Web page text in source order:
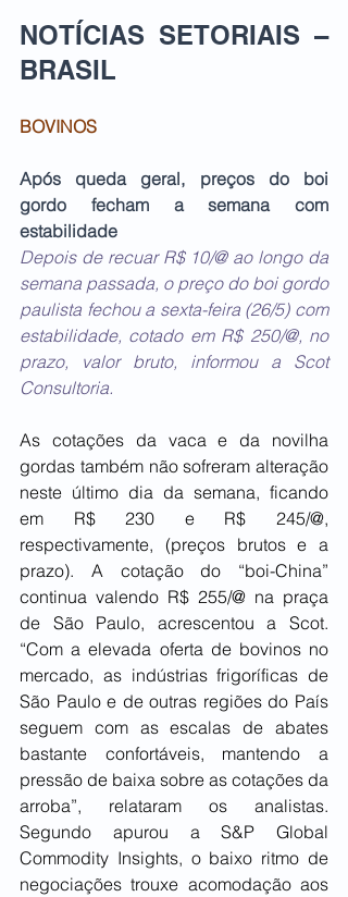
NOTÍCIAS SETORIAIS –
BRASIL
BOVINOS
Após queda geral, preços do boi
gordo fecham a semana com
estabilidade
Depois de recuar R$ 10/@ ao longo da
semana passada, o preço do boi gordo
paulista fechou a sexta-feira (26/5) com
estabilidade, cotado em R$ 250/@, no
prazo, valor bruto, informou a Scot
Consultoria.
As cotações da vaca e da novilha
gordas também não sofreram alteração
neste último dia da semana, ficando
em R$ 230 e R$ 245/@,
respectivamente, (preços brutos e a
prazo). A cotação do “boi-China”
continua valendo R$ 255/@ na praça
de São Paulo, acrescentou a Scot.
“Com a elevada oferta de bovinos no
mercado, as indústrias frigoríficas de
São Paulo e de outras regiões do País
seguem com as escalas de abates
bastante confortáveis, mantendo a
pressão de baixa sobre as cotações da
arroba”, relataram os analistas.
Segundo apurou a S&P Global
Commodity Insights, o baixo ritmo de
negociações trouxe acomodação aos